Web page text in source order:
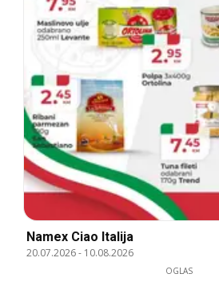
Namex Ciao Italija
20.07.2026- 10.08.2026
OGLAS